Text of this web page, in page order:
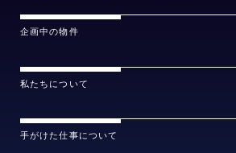
企画中の物件
私たちについて
手がけた仕事について